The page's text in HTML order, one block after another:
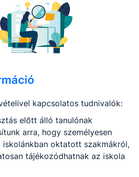
kapcsolatos tudnivalók:
előtt álló tanulónak
arra, hogy személyesen
iskolánkban oktatott szakmákról,
tájékozódhatnak az iskola